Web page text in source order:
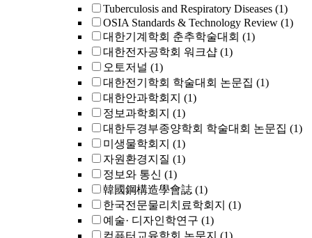
Tuberculosis and Respiratory Diseases (1)
OSIA Standards & Technology Review (1)
대한기계학회 춘추학술대회 (1)
대한전자공학회 워크샵 (1)
오토저널 (1)
대한전기학회 학술대회 논문집 (1)
대한안과학회지 (1)
정보과학회지 (1)
대한두경부종양학회 학술대회 논문집 (1)
미생물학회지 (1)
자원환경지질 (1)
정보와 통신 (1)
韓國鋼構造學會誌 (1)
한국전문물리치료학회지 (1)
예술· 디자인학연구 (1)
컴퓨터교육학회 논문지 (1)